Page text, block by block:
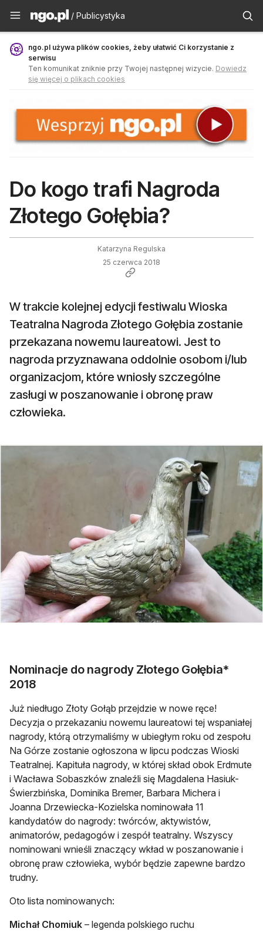
Publicystyka - ngo.pl
/ Publicystyka
ngo.pl używa plików cookies, żeby ułatwić Ci korzystanie z
serwisu
Ten komunikat zniknie przy Twojej następnej wizycie. Dowiedz
się więcej o plikach cookies
Do kogo trafi Nagroda
Złotego Gołębia?
Katarzyna Regulska
25 czerwca 2018
W trakcie kolejnej edycji festiwalu Wioska
Teatralna Nagroda Złotego Gołębia zostanie
przekazana nowemu laureatowi. Jest to
nagroda przyznawana oddolnie osobom i/lub
organizacjom, które wniosły szczególne
zasługi w poszanowanie i obronę praw
człowieka.
Nominacje do nagrody Złotego Gołębia*
2018
Już niedługo Złoty Gołąb przejdzie w nowe ręce!
Decyzja o przekazaniu nowemu laureatowi tej wspaniałej
nagrody, którą otrzymaliśmy w ubiegłym roku od zespołu
Na Górze zostanie ogłoszona w lipcu podczas Wioski
Teatralnej. Kapituła nagrody, w której skład obok Erdmute
i Wacława Sobaszków znaleźli się Magdalena Hasiuk-
Świerzbińska, Dominika Bremer, Barbara Michera i
Joanna Drzewiecka-Kozielska nominowała 11
kandydatów do nagrody: twórców, aktywistów,
animatorów, pedagogów i zespół teatralny. Wszyscy
nominowani wnieśli znaczący wkład w poszanowanie i
obronę praw człowieka, wybór będzie zapewne bardzo
trudny.
Oto lista nominowanych:
Michał Chomiuk – legenda polskiego ruchu